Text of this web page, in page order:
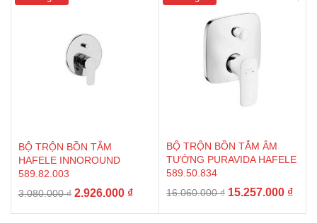
BỘ TRỘN BỒN TẮM
HAFELE INNOROUND
589.82.003
3.080.000₫ Giá
2.926.000 ₫Giá
BỘ TRỘN BỒN TẮM ÂM
TƯỜNG PURAVIDA HAFELE
589.50.834
16.060.000₫ Giá
15.257.000 ₫Giá